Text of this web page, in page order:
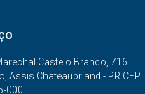
Castelo Branco, 716
Assis Chateaubriand - PR CEP
000